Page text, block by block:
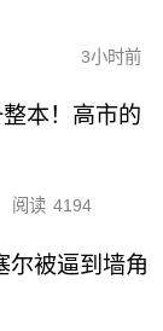
3小时前
本！高市的
阅读 4194
尔被逼到墙角